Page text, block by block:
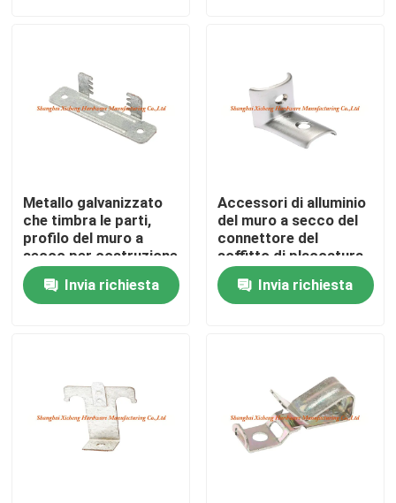
Circa noi
Controllo di qualità
Contattici
Pannello di Access di alluminio
Pannello di Access d'acciaio
Metallo galvanizzato
che timbra le parti,
profilo del muro a
secco per costruzione
Invia richiesta
Accessori di alluminio
del muro a secco del
connettore del
soffitto di placcatura
«L» «m.» del rodio
Invia richiesta